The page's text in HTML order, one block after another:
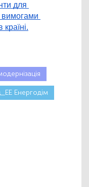
для
вимогами
Енергодім